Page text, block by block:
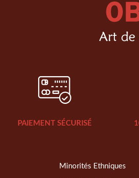
PAIEMENT SÉCURISÉ
Minorités Ethniques